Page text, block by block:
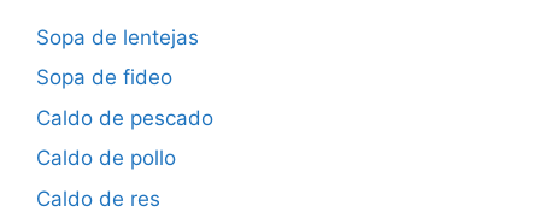
Sopa de lentejas
Sopa de fideo
Caldo de pescado
Caldo de pollo
Caldo de res